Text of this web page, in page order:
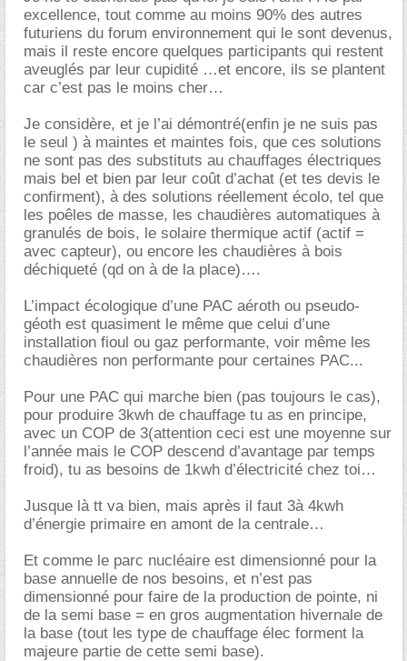
excellence, tout comme au moins 90% des autres
futuriens du forum environnement qui le sont devenus,
mais il reste encore quelques participants qui restent
aveuglés par leur cupidité …et encore, ils se plantent
car c’est pas le moins cher
Je considère, et je l’ai démontré(enfin je ne suis pas
le seul ) à maintes et maintes fois, que ces solutions
ne sont pas des substituts au chauffages électriques
mais bel et bien par leur coût d’achat (et tes devis le
confirment), à des solutions réellement écolo, tel que
les poêles de masse, les chaudières automatiques à
granulés de bois, le solaire thermique actif (actif =
avec capteur), ou encore les chaudières à bois
déchiqueté (qd on à de la place)….
L’impact écologique d’une PAC aéroth ou pseudo-
géoth est quasiment le même que celui d’une
installation fioul ou gaz performante, voir même les
chaudières non performante pour certaines PAC...
Pour une PAC qui marche bien (pas toujours le cas),
pour produire 3kwh de chauffage tu as en principe,
avec un COP de 3(attention ceci est une moyenne sur
l’année mais le COP descend d’avantage par temps
froid), tu as besoins de 1kwh d’électricité chez toi
Jusque là tt va bien, mais après il faut 3à 4kwh
d’énergie primaire en amont de la centrale
Et comme le parc nucléaire est dimensionné pour la
base annuelle de nos besoins, et n’est pas
dimensionné pour faire de la production de pointe, ni
de la semi base = en gros augmentation hivernale de
la base (tout les type de chauffage élec forment la
majeure partie de cette semi base).